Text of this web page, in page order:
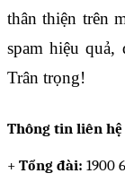
thân thiện trên
spam hiệu quả,
Trân trọng!
Thông tin liên hệ
+ Tổng đài: 1900